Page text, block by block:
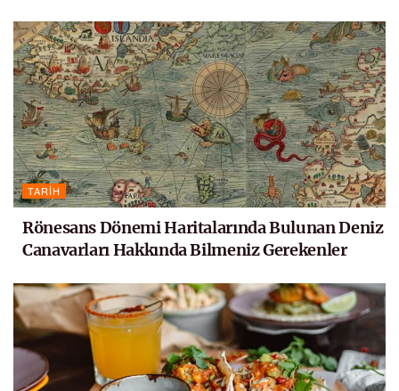
TARIH
Rönesans Dönemi Haritalarında Bulunan Deniz
Canavarları Hakkında Bilmeniz Gerekenler